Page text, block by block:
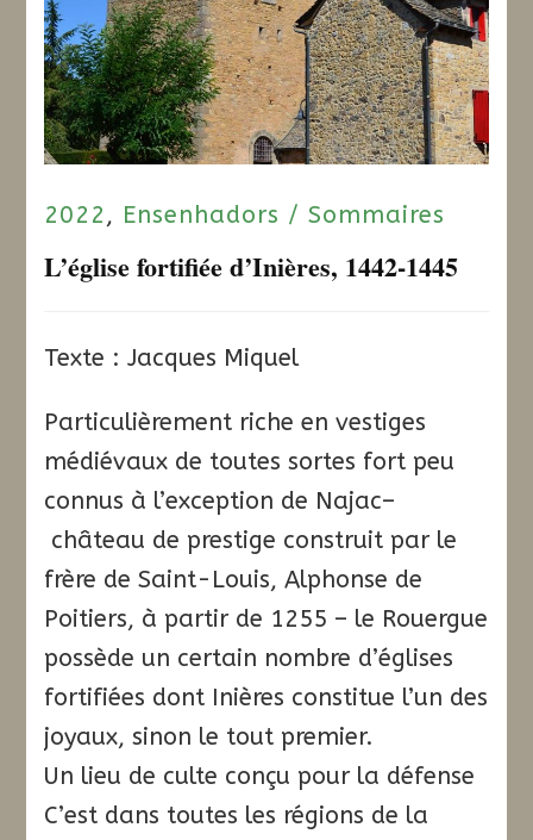
2022 , Ensenhadors / Sommaires
L’église fortifiée d’Inières, 1442-1445
Texte : Jacques Miquel
Particulièrement riche en vestiges
médiévaux de toutes sortes fort peu
connus à l’exception de Najac–
château de prestige construit par le
frère de Saint-Louis, Alphonse de
Poitiers, à partir de 1255 – le Rouergue
possède un certain nombre d’églises
fortifiées dont Inières constitue l’un des
joyaux, sinon le tout premier.
Un lieu de culte conçu pour la défense
C’est dans toutes les régions de la